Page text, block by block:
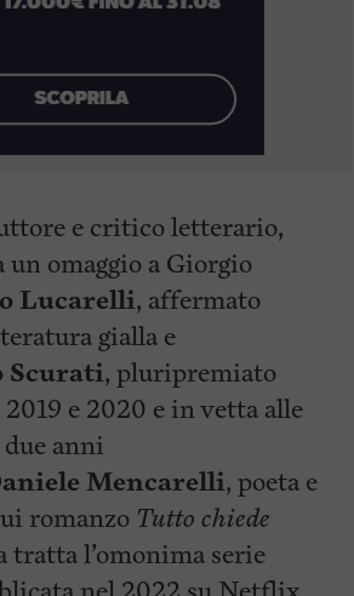
e critico letterario,
un omaggio a Giorgio
Lucarelli, affermato
gialla e
Scurati, pluripremiato
e 2020 e in vetta alle
anni
Mencarelli, poeta e
romanzo Tutto chiede
tratta l’omonima serie